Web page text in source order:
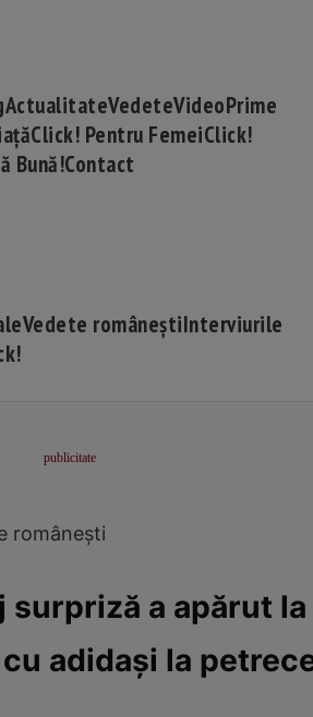
ActualitateVedeteVideoPrime
Click! Pentru FemeiClick!
Bună!Contact
Vedete româneștiInterviurile
românești
surpriză a apărut
adidași la